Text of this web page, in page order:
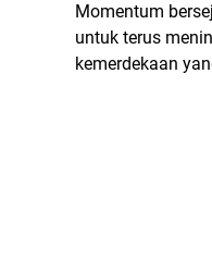
Momentum
untuk terus
kemerdekaan